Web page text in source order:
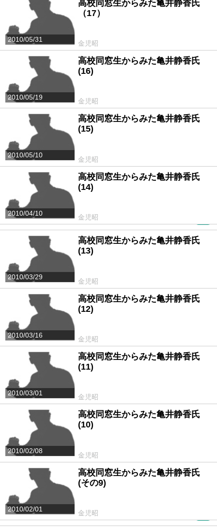
2010/05/31
高校同窓生からみた亀井静香氏
（17）
金児昭
2010/05/19
高校同窓生からみた亀井静香氏
(16)
金児昭
2010/05/10
高校同窓生からみた亀井静香氏
(15)
金児昭
2010/04/10
高校同窓生からみた亀井静香氏
(14)
金児昭
2010/03/29
高校同窓生からみた亀井静香氏
(13)
金児昭
2010/03/16
高校同窓生からみた亀井静香氏
(12)
金児昭
2010/03/01
高校同窓生からみた亀井静香氏
(11)
金児昭
2010/02/08
高校同窓生からみた亀井静香氏
(10)
金児昭
2010/02/01
高校同窓生からみた亀井静香氏
(その9)
金児昭